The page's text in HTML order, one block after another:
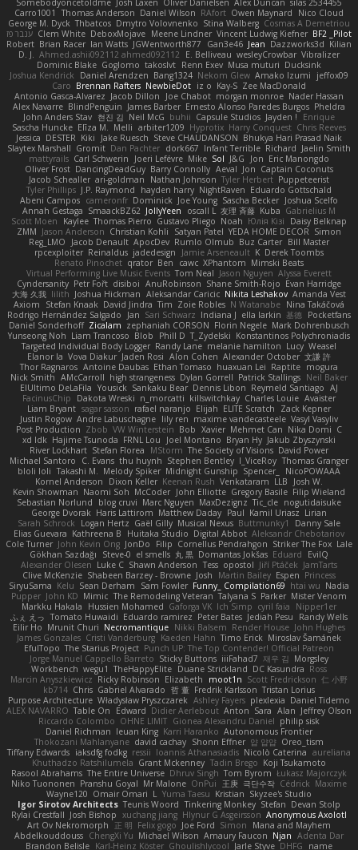
Somebodyoncetoldme Josh Laxen Oliver Danielsen Alex Duncan silas 2534455
Carro1001
Thomas Anderson Daniel Wilson RAfort Owen Maynard
Nico Cloud
George M. Dyck Thbatcos Dmytro Volovnenko Stina Walberg Cosmas A Demetriou
ענבר פז Clem White DeboxMojave Meene Lindner Vincent Ludwig Kiefner BF2 _Pilot
Robert Brian Racer Ian Watts JGWentworth877 Gan3e46 Jean Dazzworks3d Kilian
D. J. Ahmed.ashii092112 ahmed092112 E. Belliveau wesleyCrowbar Vibralizer
Dominic Blake Goglomo takoslvt Renn Exev Musa muturi Ducksink
Joshua Kendrick
Daniel Arendzen Bang1324 Nekom Glew Amako Izumi
jeffox09
Caro Brennan Rafters NewbieDot iz o Kay-S Zee MacDonald
Antonio Gasca-Alvarez Jacob Dillon Joe Chabot morgan monroe Nader Hassan
Alex Navarre BlindPenguin James Barber Ernesto Alonso Paredes Burgos Pheldra
John Anders Stav 현진 김 Neil McG buhii Capsule Studios Jayden !
Enrique
Sascha Huncke Elīza M. Melli arbiter1209 Hyprotix Harry Conquest Chris Reeves
Jessica DESTER Kiki Jake Ruesch Steve CHAUDANSON Bhukya Hari Prasad Naik
Slaytex Marshall Gromit Dan Pachter dork667 Infant Terrible Richard Jaelin Smith
mattyrails Carl Schwerin Joeri Lefévre Mike Sol J&G Jon Eric Manongdo
Oliver Frost DancingDeadGuy Barry Connolly Aeval Jon Captain Coconuts
Jacob Schealler ari-goldman Nathan Johnson Tyler Herbert Puppeteerist
Tyler Phillips J.P. Raymond hayden harry NightRaven Eduardo Gottschald
Abeni Campos cameronfr Dominick Joe Young Sascha Becker Joshua Scelfo
Annah Gestaga SmaackBZ62 JollyYeen oscall L 友理 斉藤 Kuba Gabrielius M
Scott Moen
Kaylee Thomas Pierro Gustavo Pliego Noah Юлія Кізі
Daisy Belknap
ZMM Jason Anderson Christian Kohli Satyan Patel YEDA HOME DECOR Simon
Reg_LMO
Jacob Denault ApocDev Rumlo Olmub Buz Carter Bill Master
rpcexploiter Reinaldus jadedesign Jamie Arseneault K Derek Toombs
Renato Pinochet qrator Ben cawc XPhantom Mimski Beats
Virtual Performing Live Music Events Tom Neal Jason Nguyen Alyssa Everett
Cyndersanity Petr Fořt disiboi AnuRobinson Shane Smith-Rojo Evan Harridge
大海 久我 lilith Joshua Hickman Aleksandar Caricic Nikita Leshakov Amanda Vest
Axiom
Stefan Knaak David Jindra Tim Zoie Robles N Watanabe Nina Takáčová
Rodrigo Hernández Salgado
Jan Sari Schwarz Indiana J ella larkin 基德 Pocketfans
Daniel Sonderhoff Zicalam zephaniah CORSON Florin Negele Mark Dohrenbusch
Yunseong Noh Liam Trancoso Blob Phill D T_Zydelski Konstantinos Polychroniadis
Targeted Individual Body Logger Randy Lane melanie hamilton Lucy Weasel
Elanor la Vova Diakur Jaden Rosi Alon Cohen Alexander October 文謙 許
Thor Ragnaros Antoine Daubas Ethan Tomaso huaxuan Lei Raptite mogura
Nick Smith AMcCarroll high strangeness Dylan Gorrell Patrick Stallings Neil Baker
ElUltimo DeLaFila Yousick Sankaku Bear Dennis Libon Reymeld Santiago AJ
FacinusChip
Dakota Wreski n_morcatti killswitchkay Charles Louie Avaister
Liam Bryant sagar sasson rafael naranjo Elijah ELITE Scratch
Zack Kepner
Justin Rogow Andre Labuschagne lily ren maxime vandecasteele Vasyl Vasyliv
Post Production Zbob VW Winterstein Bob Xavier Mehmet Can Nika Domi C
xd Idk Hajime Tsunoda FRNL Lou Joel Montano Bryan Hy Jakub Zbyszynski
River Lockhart Stefan Florea MStorm The Society of Visions David Power
Michael Santoro
C. Evans thu huynh Stephen Bentley I_ViceRoy Thomas Granger
bloli loli Takashi M. Melody Spiker Midnight Gunship Spencer_
NicoPOWAAA
Kornel Anderson
Dixon Keller Keenan Rush Venkataram LLB
Josh W.
Kevin Showman Naomi Soh McCoder John Elliotte Gregory Basile Filip Wieland
Sebastian Norlund
blog cruvi Marc Nguyen MaxDezignz Tic_cle nogutidaisuke
George Dvorak Haris Lattirom Matthew Daday Paul Kamil Uriasz Lirian
Sarah Schrock
Logan Hertz Gaël Gilly Musical Nexus Buttmunky1
Danny Sale
Elias Guevara Kathreena B Huitaka Studio Digital Abbot Aleksandr Chebotariov
Cole Turner John Kevin Ong JonDo Filip Cornellus Pendrahgon Striker The Fox Lale
Gökhan Sazdağı
Steve-0 el smells 丸 黒 Domantas Jokšas Eduard
EvilQ
Alexander Olesen Luke C Shawn Anderson Tess opostol Jiří Ptáček JamTarts
Clive McKenzie Shabeen Barzey - Browne Josh Martin Bailey Espen Princess
SiryuSama Kelu Sean Derham Sam Fowler Funny_ Compilation69 htai wu Nadia
Pupper John KD Mimic The Remodeling Veteran Talyana S Parker Mister Venom
Markku Hakala
Hussien Mohamed Gaforga VK Ich Simp cyril faia
Nipper1er
ふぇ えっ Tomato Huwaidi Eduardo ramirez Peter Bates Jediah Pesu
Randy Wells
Eilir Ho Mrunit Churi Necromantique Nikki Balsem Render House John Hughes
James Gonzales Cristi Vanderburg Kaeden Hahn Timo Erick Miroslav Šamánek
EfulTopo The Starius Project Punch UP: The Top Contender! Official Patreon
Jorge Manuel Cappello Barreto Sticky Buttons iiiFahad7 재우 김 Morgsley
Workbench wegu1 TheHappyElite Duane Strickland DC Kasundra Ross
Marcin Anyszkiewicz Ricky Robinson Elizabeth moot1n Scott Fredrickson 仁 小野
kb714 Chris Gabriel Alvarado 哲 董 Fredrik Karlsson Tristan Lorius
Purpose Architecture Władysław Pryszczarek Ashley Fayers plexlexia Daniel Tidemo
ALEX NAVARRO Table On Edward Didier Aerlebout Anton Sara Alan Jeffrey Olson
Riccardo Colombo OHNE LIMIT Gionea Alexandru Daniel philip sisk
Daniel Richman Ieuan King Karri Haranko Autonomous Frontier
Thokozani Mahlanyane david cachay Shonn Effner 얍 얍얍 Oreo_tism
Tiffany Edwards iaksdfg fodkg ressii Ioannis Athanasiadis Nicolò Caterina aureliana
Khuthadzo Ratshilumela Grant Mckenney Tadin Brego Koji Tsukamoto
Rasool Abrahams The Entire Universe Dhruv Singh Tom Byrom Łukasz Majorczyk
Niko Tuononen Pranshu Goyal Mr Malone OnPui 王庚 극단수작 Cédrick Maxime
Wayne120 Omair Omari L Yuma Taesu Kristian Skyzee's Studio
Igor Sirotov Architects Teunis Woord Tinkering Monkey Stefan Devan Stolp
Rylai Crestfall Josh Bishop xuchang jiang Hlynur G Asgeirsson Anonymous Axolotl
Art Ov Nekromorph
正 明 Felix gogo Joe Ford Simon
Mana and Mayhem
Abdelkouddouss ChengXi Yu Michael Wilson Amaury Faucon Njan Adenta Dar
Brandon Belisle Karl-Heinz Köster Ghoulishlycool Jarle Styve DHFG
name